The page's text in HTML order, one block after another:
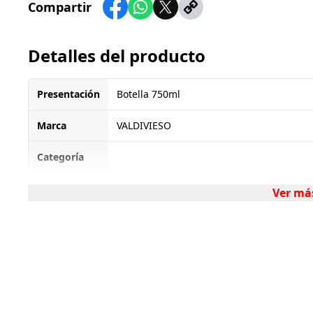
Compartir
Detalles del producto
Presentación Botella 750ml
Marca VALDIVIESO
Categoría
Ver